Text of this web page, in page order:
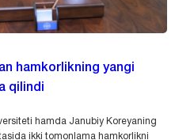
hamkorlikning yangi
qilindi
hamda Janubiy Koreyaning
ikki tomonlama hamkorlikni